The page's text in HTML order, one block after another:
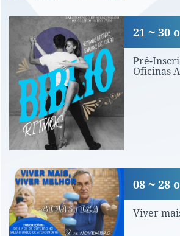
Pré-Inscrições nas
Pré-
Oficinas
21 30
Viver mais, Viver
Viver
08 28